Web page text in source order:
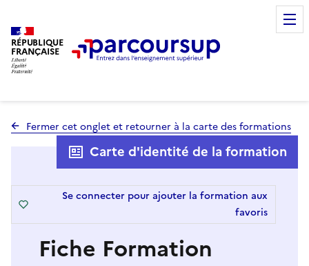
RÉPUBLIQUE
FRANÇAISE
Fermer cet onglet et retourner à la carte des formations
Fiche Formation
Carte d'identité de la formation
Se connecter pour ajouter la formation aux
favoris